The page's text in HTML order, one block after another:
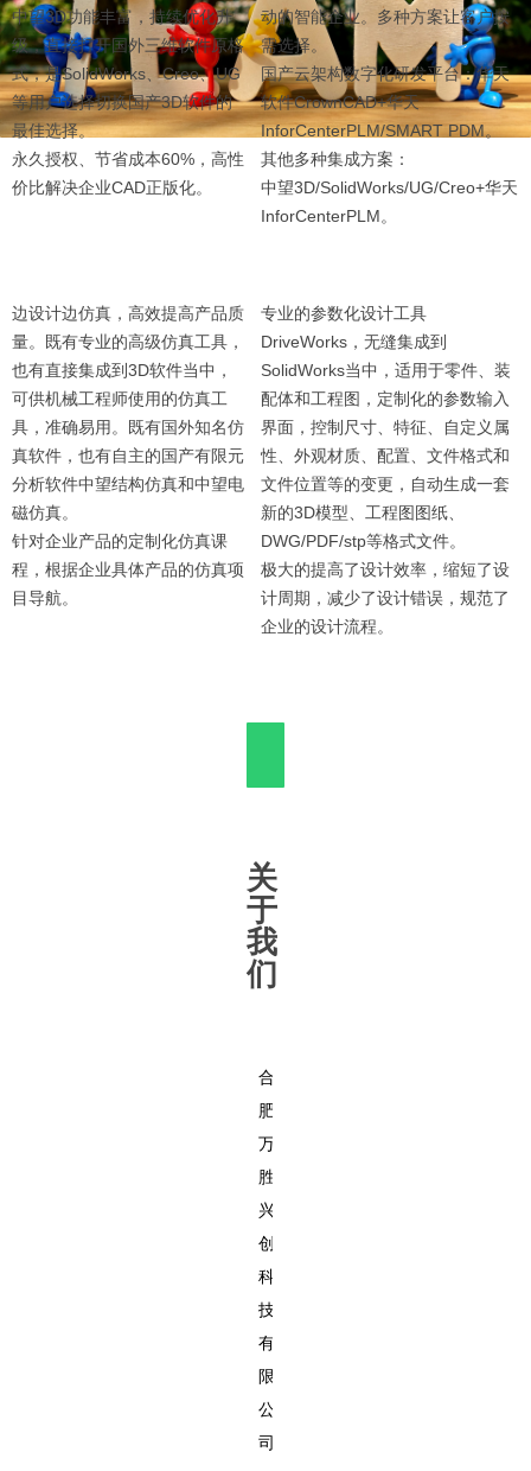
关
于
我
们
合
肥
万
胜
兴
创
科
技
有
限
公
司
中望3D功能丰富，持续优化升
级，直接打开国外三维软件原格
式，是SolidWorks、Creo、UG
等用户选择切换国产3D软件的
最佳选择。
永久授权、节省成本60%，高性
价比解决企业CAD正版化。
动的智能企业。多种方案让客户按
需选择。
国产云架构数字化研发平台：华天
软件CrownCAD+华天
InforCenterPLM/SMART PDM。
其他多种集成方案：
中望3D/SolidWorks/UG/Creo+华天
InforCenterPLM。
边设计边仿真，高效提高产品质
量。既有专业的高级仿真工具，
也有直接集成到3D软件当中，
可供机械工程师使用的仿真工
具，准确易用。既有国外知名仿
真软件，也有自主的国产有限元
分析软件中望结构仿真和中望电
磁仿真。
针对企业产品的定制化仿真课
程，根据企业具体产品的仿真项
目导航。
专业的参数化设计工具
DriveWorks，无缝集成到
SolidWorks当中，适用于零件、装
配体和工程图，定制化的参数输入
界面，控制尺寸、特征、自定义属
性、外观材质、配置、文件格式和
文件位置等的变更，自动生成一套
新的3D模型、工程图图纸、
DWG/PDF/stp等格式文件。
极大的提高了设计效率，缩短了设
计周期，减少了设计错误，规范了
企业的设计流程。